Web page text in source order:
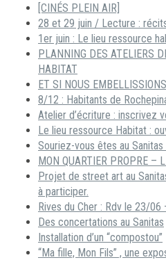
[CINÉS PLEIN AIR]
28 et 29 juin / Lecture :
1er juin : Le lieu ressource
PLANNING DES ATELIERS
HABITAT
ET SI NOUS
8/12 : Habitants de
Atelier d’écriture : inscrivez
Le lieu ressource Habitat :
Souriez-vous êtes au Sanitas
MON QUARTIER PROPRE –
Projet de street art au
à participer.
Rives du Cher : Rdv le 23/06
Des concertations au Sanitas
Installation d’un “compostou”
“Ma fille, Mon Fils” , une